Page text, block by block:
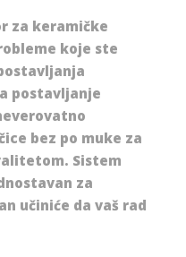
za keramičke
koje ste
postavljanje
bez po muke za
Sistem
za
učiniće da vaš rad